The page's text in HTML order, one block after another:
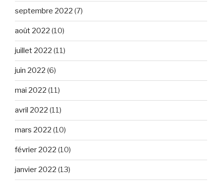
septembre 2022 (7)
août 2022 (10)
juillet 2022 (11)
juin 2022 (6)
mai 2022 (11)
avril 2022 (11)
mars 2022 (10)
février 2022 (10)
janvier 2022 (13)